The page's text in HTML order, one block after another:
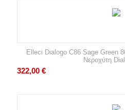
Elleci Dialogo C86 Sage Green
Νεροχύτη
322,00 €